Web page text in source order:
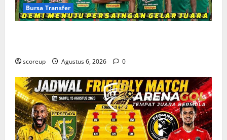
Bursa Transfer
scoreup Agustus 6, 2026 0